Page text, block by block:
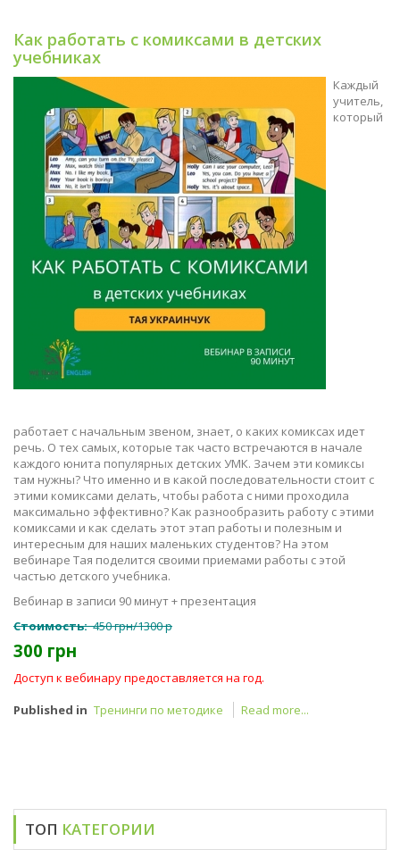
Как работать с комиксами в детских
учебниках
Каждый
учитель,
который
работает с начальным звеном, знает, о каких комиксах идет
речь. О тех самых, которые так часто встречаются в начале
каждого юнита популярных детских УМК. Зачем эти комиксы
там нужны? Что именно и в какой последовательности стоит с
этими комиксами делать, чтобы работа с ними проходила
максимально эффективно? Как разнообразить работу с этими
комиксами и как сделать этот этап работы и полезным и
интересным для наших маленьких студентов? На этом
вебинаре Тая поделится своими приемами работы с этой
частью детского учебника.
Вебинар в записи 90 минут + презентация
Стоимость:450 грн/1300 р
300 грн
Доступ к вебинару предоставляется на год.
Published in Тренинги по методике Read more...
ТОП КАТЕГОРИИ